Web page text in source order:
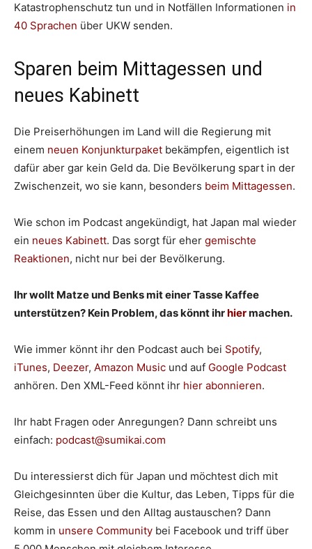
Katastrophenschutz tun und in Notfällen Informationen in
40 Sprachen über UKW senden.
Sparen beim Mittagessen und
neues Kabinett
Die Preiserhöhungen im Land will die Regierung mit
einem neuen Konjunkturpaket bekämpfen, eigentlich ist
dafür aber gar kein Geld da. Die Bevölkerung spart in der
Zwischenzeit, wo sie kann, besonders beim Mittagessen.
Wie schon im Podcast angekündigt, hat Japan mal wieder
ein neues Kabinett. Das sorgt für eher gemischte
Reaktionen, nicht nur bei der Bevölkerung.
Ihr wollt Matze und Benks mit einer Tasse Kaffee
unterstützen? Kein Problem, das könnt ihrhiermachen.
Wie immer könnt ihr den Podcast auch bei Spotify,
iTunes, Deezer, Amazon Music und auf Google Podcast
anhören. Den XML-Feed könnt ihr hier abonnieren.
Ihr habt Fragen oder Anregungen? Dann schreibt uns
einfach: podcast@sumikai.com
Du interessierst dich für Japan und möchtest dich mit
Gleichgesinnten über die Kultur, das Leben, Tipps für die
Reise, das Essen und den Alltag austauschen? Dann
komm in unsere Community bei Facebook und triff über